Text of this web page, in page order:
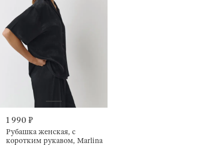
1 990 ₽
Рубашка женская, с
коротким рукавом, Marlina